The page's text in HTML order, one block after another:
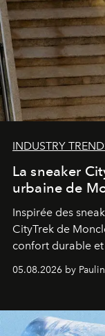
INDUSTRY
La sneaker
urbaine de
Inspirée des
CityTrek de
confort durable
05.08.2026 by